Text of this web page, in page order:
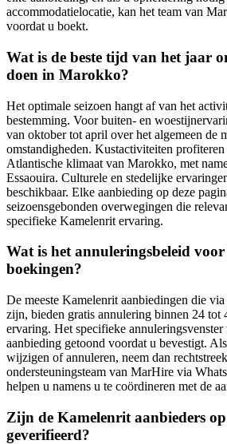
accommodatielocatie, kan het team van
voordat u boekt.
Wat is de beste tijd van het jaar
doen in Marokko?
Het optimale seizoen hangt af van het
bestemming. Voor buiten- en
van oktober tot april over het algemeen de
omstandigheden. Kustactiviteiten
Atlantische klimaat van Marokko, met
Essaouira. Culturele en stedelijke
beschikbaar. Elke aanbieding op deze
seizoensgebonden overwegingen die
specifieke Kamelenrit ervaring.
Wat is het annuleringsbeleid
boekingen?
De meeste Kamelenrit aanbiedingen die
zijn, bieden gratis annulering binnen 24 tot
ervaring. Het specifieke
aanbieding getoond voordat u bevestigt.
wijzigen of annuleren, neem dan
ondersteuningsteam van MarHire via
helpen u namens u te coördineren met de
Zijn de Kamelenrit aanbieders
geverifieerd?